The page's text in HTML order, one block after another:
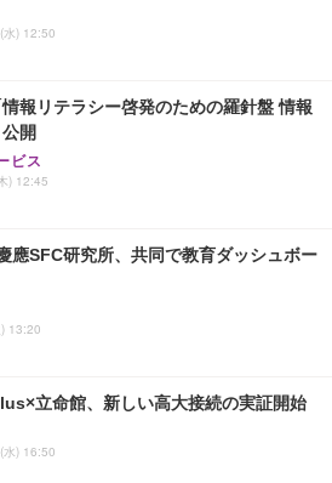
) 12:50
報リテラシー啓発のための羅針盤 情報
開
ビス
) 12:45
應SFC研究所、共同で教育ダッシュボー
13:20
立命館、新しい高大接続の実証開始
) 16:50